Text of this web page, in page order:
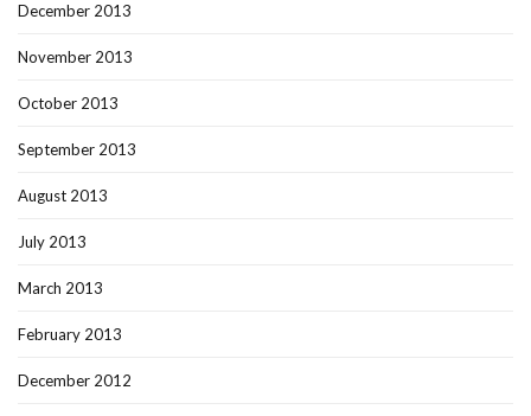
December 2013
November 2013
October 2013
September 2013
August 2013
July 2013
March 2013
February 2013
December 2012